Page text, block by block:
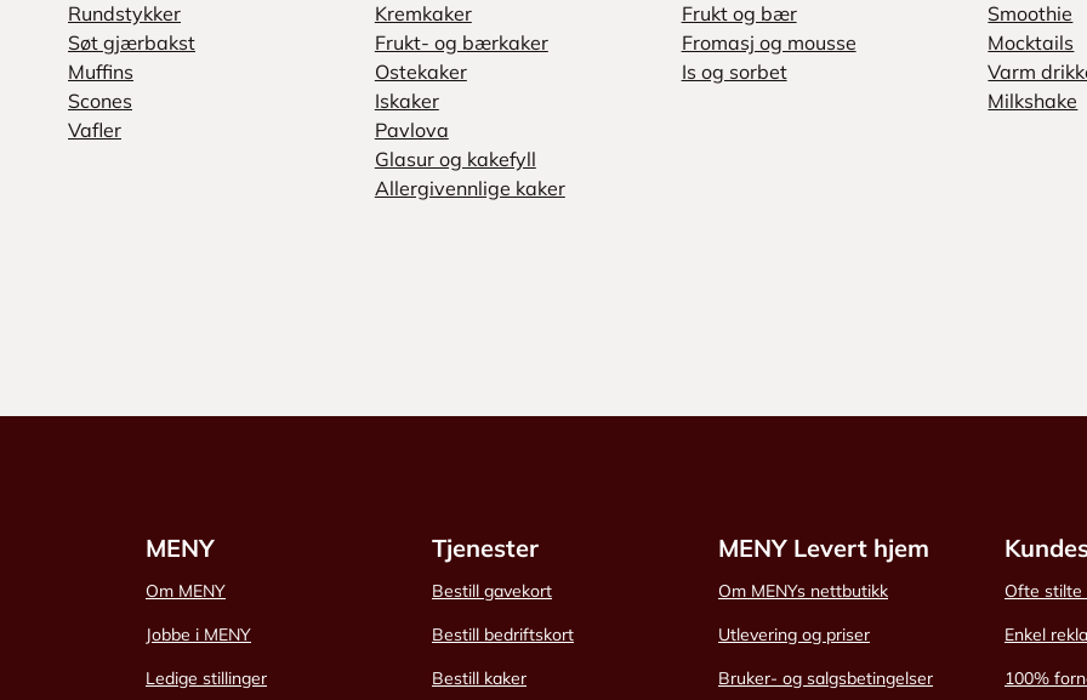
Rundstykker
Søt gjærbakst
Muffins
Scones
Vafler
Kremkaker
Frukt- og bærkaker
Ostekaker
Iskaker
Pavlova
Glasur og kakefyll
Allergivennlige kaker
Frukt og bær
Fromasj og mousse
Is og sorbet
Smoothie
Mocktails
Varm
Milkshake
MENY
Om MENY
Jobbe i MENY
Ledige stillinger
Tjenester
Bestill gavekort
Bestill bedriftskort
Bestill kaker
MENY Levert hjem
Om MENYs nettbutikk
Utlevering og priser
Bruker- og salgsbetingelser
Ofte stilte
Enkel
100%